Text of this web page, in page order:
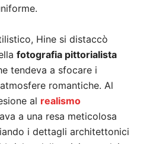
Hine si distaccò
fotografia pittorialista
tendeva a sfocare i
romantiche. Al
al realismo
a una resa meticolosa
i dettagli architettonici